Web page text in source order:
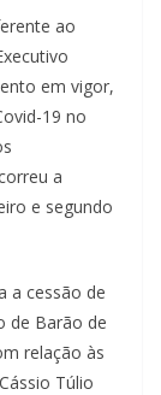
ao
em vigor,
19 no
a
e segundo
a cessão de
de Barão de
relação às
Túlio